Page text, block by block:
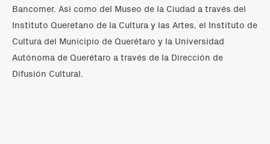
Bancomer. Así como del Museo de la Ciudad a través del
Instituto Queretano de la Cultura y las Artes, el Instituto de
Cultura del Municipio de Querétaro y la Universidad
Autónoma de Querétaro a través de la Dirección de
Difusión Cultural.